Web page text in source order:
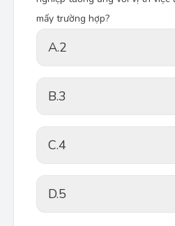
mấy trường hợp?
A.2
B.3
C.4
D.5